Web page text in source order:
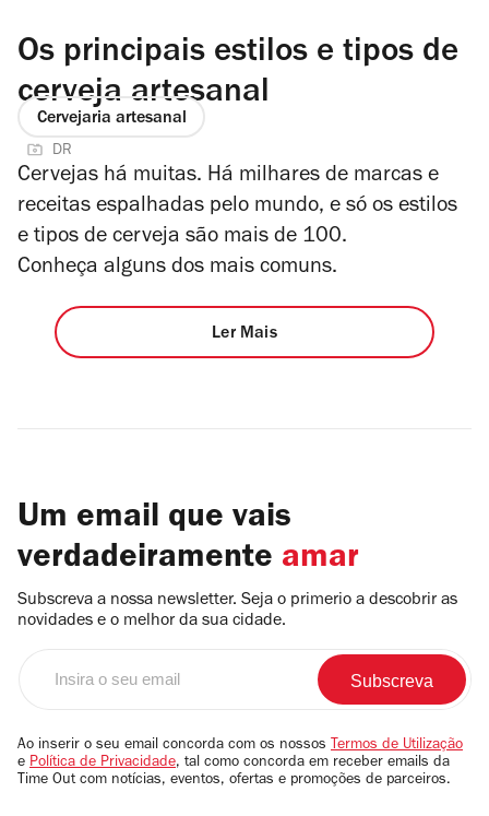
Os principais estilos e tipos de
cerveja artesanal
Cervejaria artesanal
DR
Cervejas há muitas. Há milhares de marcas e
receitas espalhadas pelo mundo, e só os estilos
e tipos de cerveja são mais de 100.
Conheça alguns dos mais comuns.
Ler Mais
Um email que vais
verdadeiramente amar
Subscreva a nossa newsletter. Seja o primerio a descobrir as
novidades e o melhor da sua cidade.
email
Ao inserir o seu email concorda com os nossos Termos de Utilização
e Política de Privacidade, tal como concorda em receber emails da
Time Out com notícias, eventos, ofertas e promoções de parceiros.